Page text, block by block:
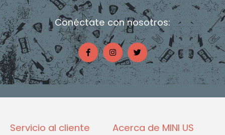
Conéctate con nosotros:
F
a
c
e
b
o
o
I
n
s
t
a
g
r
T
w
i
t
t
e
Servicio al cliente Acerca de MINI US